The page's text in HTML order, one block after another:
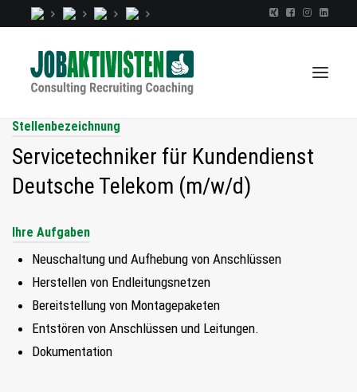
TALENTINDEX
RECRUITING
COACHING
JOBS
EXTRA
KOPF
Stellenbezeichnung
Servicetechniker für Kundendienst
Deutsche Telekom (m/w/d)
Ihre Aufgaben
Neuschaltung und Aufhebung von Anschlüssen
Herstellen von Endleitungsnetzen
Bereitstellung von Montagepaketen
Entstören von Anschlüssen und Leitungen.
Dokumentation